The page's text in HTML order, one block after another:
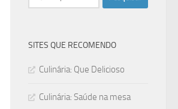
por:
SITES QUE RECOMENDO
Culinária: Que Delicioso
Culinária: Saúde na mesa